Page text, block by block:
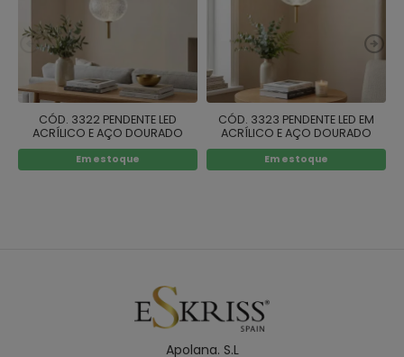
CÓD. 3322 PENDENTE LED
ACRÍLICO E AÇO DOURADO
Em estoque
CÓD. 3323 PENDENTE LED EM
ACRÍLICO E AÇO DOURADO
Em estoque
Apolana. S.L